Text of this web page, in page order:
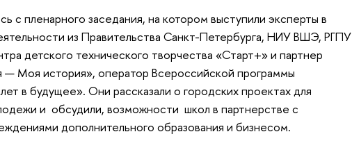
с пленарного заседания, на котором выступили эксперты в
из Правительства Санкт-Петербурга, НИУ ВШЭ, РГПУ
детского технического творчества «Старт+» и партнер
Моя история», оператор Всероссийской программы
в будущее». Они рассказали о городских проектах для
и обсудили, возможности школ в партнерстве с
дополнительного образования и бизнесом.